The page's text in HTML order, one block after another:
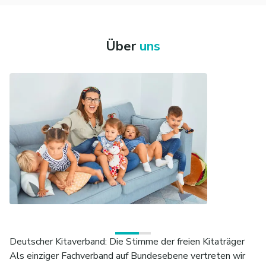
Über uns
Deutscher Kitaverband: Die Stimme der freien Kitaträger
Als einziger Fachverband auf Bundesebene vertreten wir